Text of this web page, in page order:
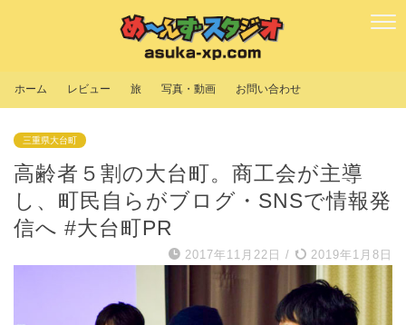
ホーム レビュー 旅 写真・動画 お問い合わせ
三重県大台町
高齢者５割の大台町。商工会が主導
し、町民自らがブログ・SNSで情報発
信へ #大台町PR
2017年11月22日 / 2019年1月8日